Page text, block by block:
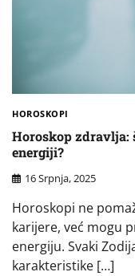
HOROSKOPI
Horoskop zdravlja:
energiji?
16 Srpnja, 2025
Horoskopi ne
karijere, već mogu
energiju. Svaki
karakteristike […]